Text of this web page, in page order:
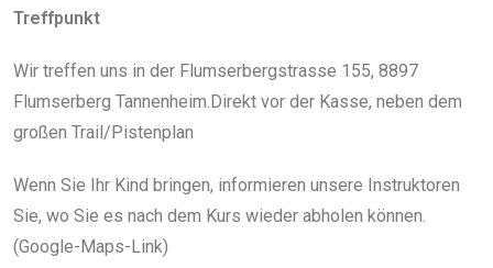
Treffpunkt
Wir treffen uns in der Flumserbergstrasse 155, 8897
Flumserberg Tannenheim.Direkt vor der Kasse, neben dem
großen Trail/Pistenplan
Wenn Sie Ihr Kind bringen, informieren unsere Instruktoren
Sie, wo Sie es nach dem Kurs wieder abholen können.
(Google-Maps-Link)